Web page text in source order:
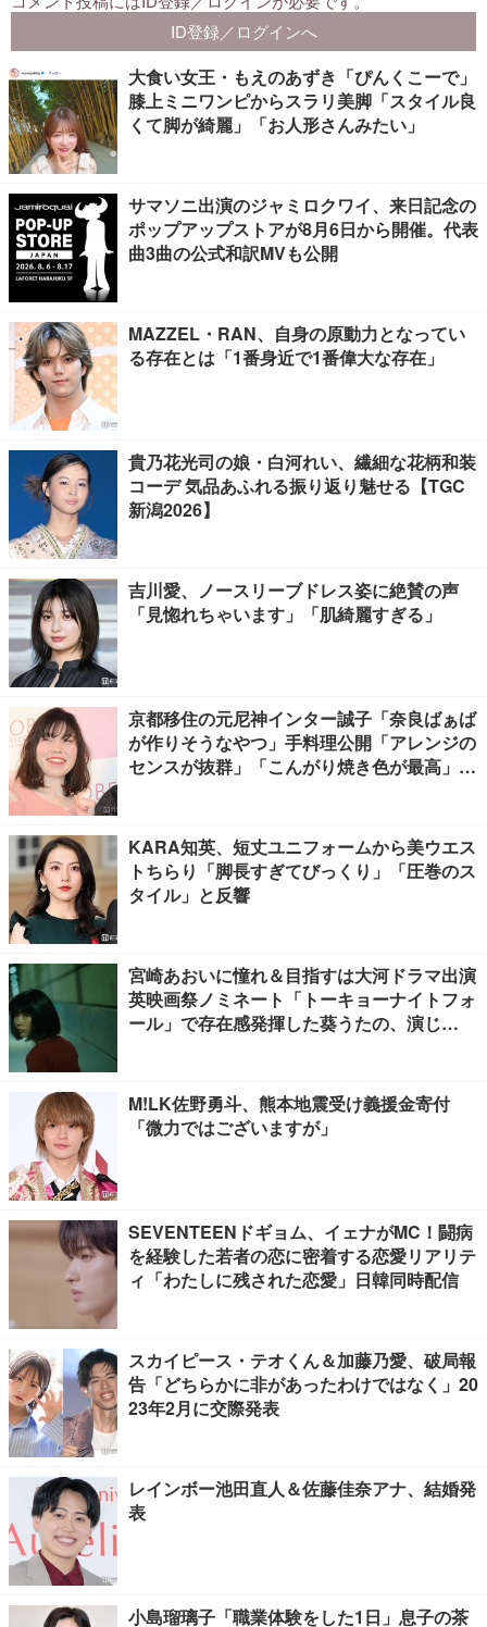
大食い女王・もえのあずき「ぴんくこーで」
膝上ミニワンピからスラリ美脚「スタイル良
くて脚が綺麗」「お人形さんみたい」
サマソニ出演のジャミロクワイ、来日記念の
ポップアップストアが8月6日から開催。代表
曲3曲の公式和訳MVも公開
MAZZEL・RAN、自身の原動力となってい
る存在とは「1番身近で1番偉大な存在」
貴乃花光司の娘・白河れい、繊細な花柄和装
コーデ 気品あふれる振り返り魅せる【TGC
新潟2026】
吉川愛、ノースリーブドレス姿に絶賛の声
「見惚れちゃいます」「肌綺麗すぎる」
京都移住の元尼神インター誠子「奈良ばぁば
が作りそうなやつ」手料理公開「アレンジの
センスが抜群」「こんがり焼き色が最高」と
KARA知英、短丈ユニフォームから美ウエス
トちらり「脚長すぎてびっくり」「圧巻のス
タイル」と反響
宮崎あおいに憧れ＆目指すは大河ドラマ出演
英映画祭ノミネート「トーキョーナイトフォ
ール」で存在感発揮した葵うたの、演じ
M!LK佐野勇斗、熊本地震受け義援金寄付
「微力ではございますが」
SEVENTEENドギョム、イェナがMC！闘病
を経験した若者の恋に密着する恋愛リアリテ
ィ「わたしに残された恋愛」日韓同時配信
スカイピース・テオくん＆加藤乃愛、破局報
告「どちらかに非があったわけではなく」20
23年2月に交際発表
レインボー池田直人＆佐藤佳奈アナ、結婚発
表
小島瑠璃子「職業体験をした1日」息子の茶